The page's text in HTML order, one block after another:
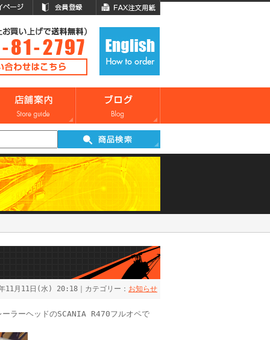
11月11日(水) 20:18｜カテゴリー： お知らせ
ラーヘッドのSCANIA R470フルオペで